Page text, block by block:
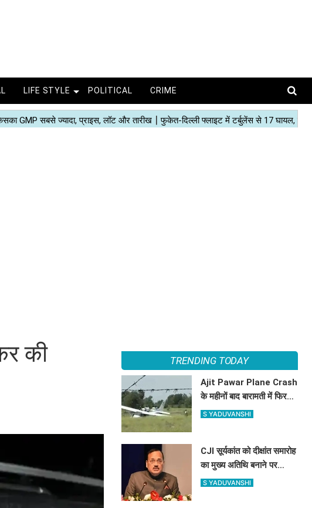
LIFE STYLE POLITICAL CRIME
की
TRENDING TODAY
Ajit Pawar Plane Crash
के महीनों बाद बारामती में फिर
विमान हादसा, ट्रेनर
S YADUVANSHI
CJI सूर्यकांत को दीक्षांत समारोह
का मुख्य अतिथि बनाने पर
NALSAR छात्रों का विरोध,
S YADUVANSHI